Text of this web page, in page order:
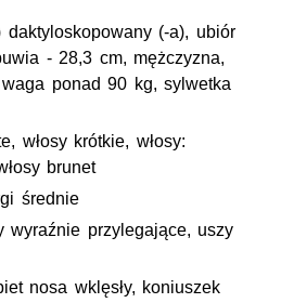
daktyloskopowany (-a), ubiór
- 28,3 cm, mężczyzna,
ponad 90 kg, sylwetka
włosy krótkie, włosy:
brunet
średnie
wyraźnie przylegające, uszy
nosa wklęsły, koniuszek